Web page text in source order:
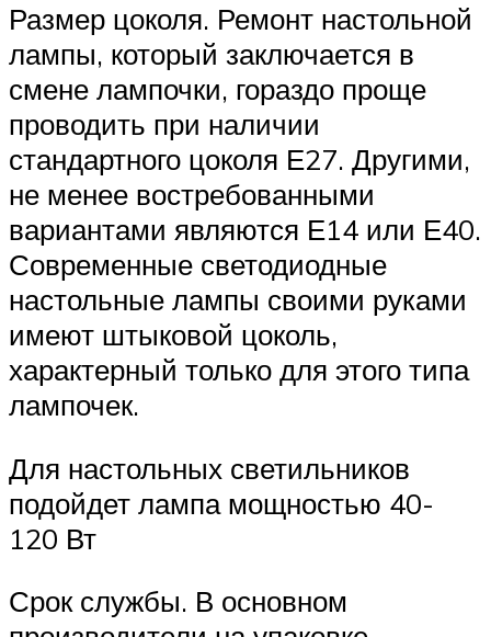
Размер цоколя. Ремонт настольной
лампы, который заключается в
смене лампочки, гораздо проще
проводить при наличии
стандартного цоколя Е27. Другими,
не менее востребованными
вариантами являются Е14 или Е40.
Современные светодиодные
настольные лампы своими руками
имеют штыковой цоколь,
характерный только для этого типа
лампочек.
Для настольных светильников
подойдет лампа мощностью 40-
120 Вт
Срок службы. В основном